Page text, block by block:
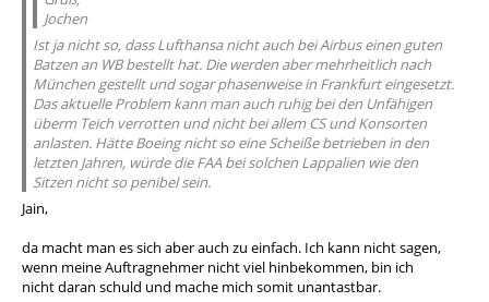
Jochen
Ist ja nicht so, dass Lufthansa nicht auch bei Airbus einen guten
Batzen an WB bestellt hat. Die werden aber mehrheitlich nach
München gestellt und sogar phasenweise in Frankfurt eingesetzt.
Das aktuelle Problem kann man auch ruhig bei den Unfähigen
überm Teich verrotten und nicht bei allem CS und Konsorten
anlasten. Hätte Boeing nicht so eine Scheiße betrieben in den
letzten Jahren, würde die FAA bei solchen Lappalien wie den
Sitzen nicht so penibel sein.
Jain,
da macht man es sich aber auch zu einfach. Ich kann nicht sagen,
wenn meine Auftragnehmer nicht viel hinbekommen, bin ich
nicht daran schuld und mache mich somit unantastbar.